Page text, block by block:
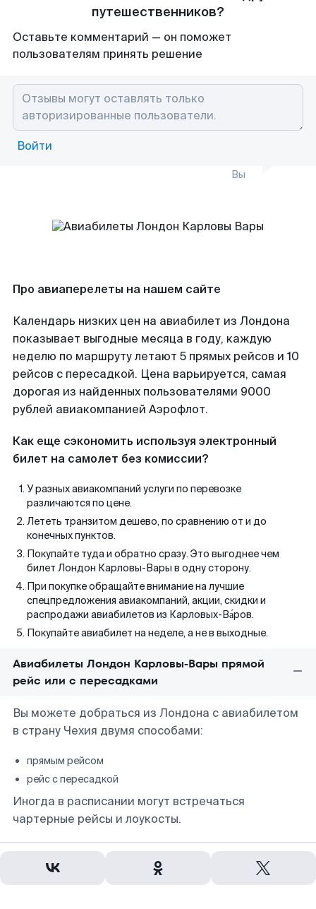
путешественников?
Оставьте комментарий — он поможет
пользователям принять решение
Войти
Вы
Про авиаперелеты на нашем сайте
Календарь низких цен на авиабилет из Лондона
показывает выгодные месяца в году, каждую
неделю по маршруту летают 5 прямых рейсов и 10
рейсов с пересадкой. Цена варьируется, самая
дорогая из найденных пользователями 9000
рублей авиакомпанией Аэрофлот.
Как еще сэкономить используя электронный
билет на самолет без комиссии?
У разных авиакомпаний услуги по перевозке
различаются по цене.
Лететь транзитом дешево, по сравнению от и до
конечных пунктов.
Покупайте туда и обратно сразу. Это выгоднее чем
билет Лондон Карловы-Вары в одну сторону.
При покупке обращайте внимание на лучшие
спецпредложения авиакомпаний, акции, скидки и
распродажи авиабилетов из Карловых-Ва́ров.
Покупайте авиабилет на неделе, а не в выходные.
Авиабилеты Лондон Карловы-Вары прямой
рейс или с пересадками
Вы можете добраться из Лондона с авиабилетом
в страну Чехия двумя способами:
прямым рейсом
рейс с пересадкой
Иногда в расписании могут встречаться
чартерные рейсы и лоукосты.